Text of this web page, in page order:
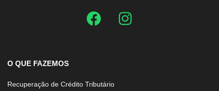
O QUE FAZEMOS
Recuperação de Crédito Tributário